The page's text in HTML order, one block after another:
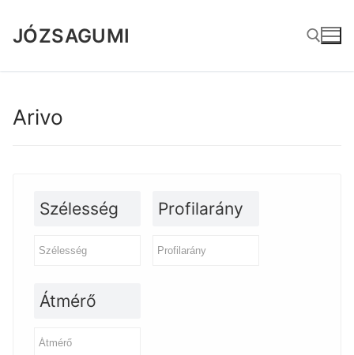
tartalomra
JÓZSAGUMI
Arivo
Szélesség Profilarány
Átmérő